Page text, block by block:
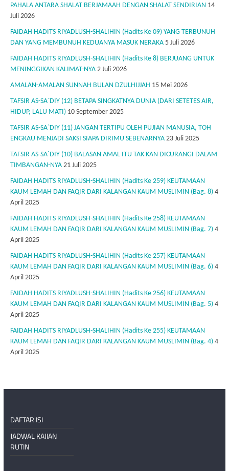
PAHALA ANTARA SHALAT BERJAMAAH DENGAN SHALAT SENDIRIAN 14
Juli 2026
FAIDAH HADITS RIYADLUSH-SHALIHIN (Hadits Ke 09) YANG TERBUNUH
DAN YANG MEMBUNUH KEDUANYA MASUK NERAKA 5 Juli 2026
FAIDAH HADITS RIYADLUSH-SHALIHIN (Hadits Ke 8) BERJUANG UNTUK
MENINGGIKAN KALIMAT-NYA 2 Juli 2026
AMALAN-AMALAN SUNNAH BULAN DZULHIJJAH 15 Mei 2026
TAFSIR AS-SA`DIY (12) BETAPA SINGKATNYA DUNIA (DARI SETETES AIR,
HIDUP, LALU MATI) 10 September 2025
TAFSIR AS-SA`DIY (11) JANGAN TERTIPU OLEH PUJIAN MANUSIA, TOH
ENGKAU MENJADI SAKSI SIAPA DIRIMU SEBENARNYA 23 Juli 2025
TAFSIR AS-SA`DIY (10) BALASAN AMAL ITU TAK KAN DICURANGI DALAM
TIMBANGAN-NYA 21 Juli 2025
FAIDAH HADITS RIYADLUSH-SHALIHIN (Hadits Ke 259) KEUTAMAAN
KAUM LEMAH DAN FAQIR DARI KALANGAN KAUM MUSLIMIN (Bag. 8) 4
April 2025
FAIDAH HADITS RIYADLUSH-SHALIHIN (Hadits Ke 258) KEUTAMAAN
KAUM LEMAH DAN FAQIR DARI KALANGAN KAUM MUSLIMIN (Bag. 7) 4
April 2025
FAIDAH HADITS RIYADLUSH-SHALIHIN (Hadits Ke 257) KEUTAMAAN
KAUM LEMAH DAN FAQIR DARI KALANGAN KAUM MUSLIMIN (Bag. 6) 4
April 2025
FAIDAH HADITS RIYADLUSH-SHALIHIN (Hadits Ke 256) KEUTAMAAN
KAUM LEMAH DAN FAQIR DARI KALANGAN KAUM MUSLIMIN (Bag. 5) 4
April 2025
FAIDAH HADITS RIYADLUSH-SHALIHIN (Hadits Ke 255) KEUTAMAAN
KAUM LEMAH DAN FAQIR DARI KALANGAN KAUM MUSLIMIN (Bag. 4) 4
April 2025
DAFTAR ISI
JADWAL KAJIAN
RUTIN